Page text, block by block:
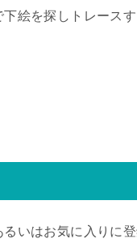
絵を探しトレース
いはお気に入りに